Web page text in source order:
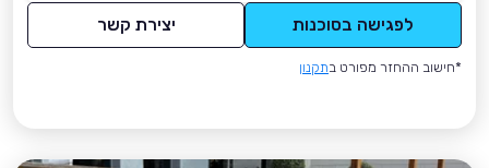
לפגישה בסוכנות יצירת קשר
*חישוב ההחזר מפורט בתקנון